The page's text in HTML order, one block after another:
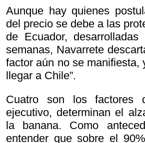
Aunque hay quienes
del precio se debe a las
de Ecuador,
semanas, Navarrete
factor aún no se manifiesta,
llegar a Chile”.
Cuatro son los factores
ejecutivo, determinan el
la banana. Como
entender que sobre el